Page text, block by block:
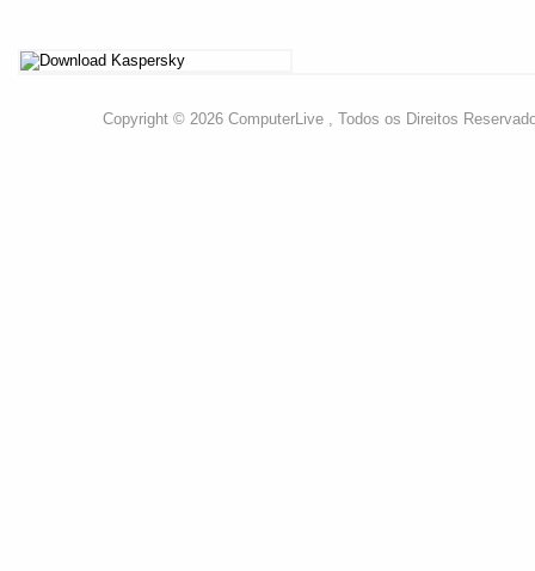
Copyright © 2026 ComputerLive , Todos os Direitos